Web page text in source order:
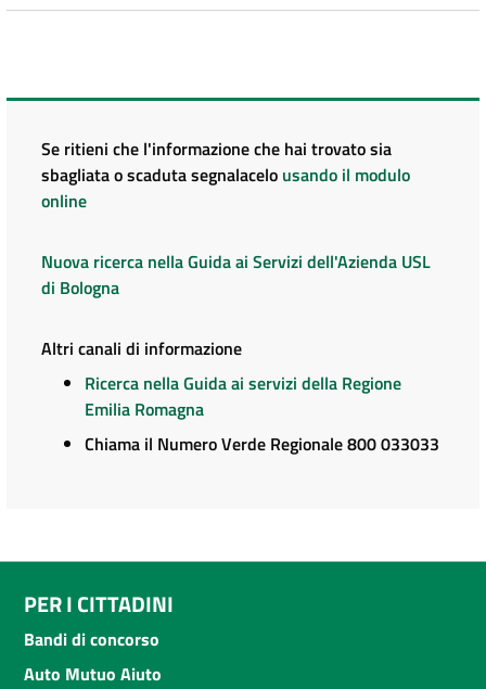
Se ritieni che l'informazione che hai trovato sia
sbagliata o scaduta segnalacelo usando il modulo
online
Nuova ricerca nella Guida ai Servizi dell'Azienda USL
di Bologna
Altri canali di informazione
Ricerca nella Guida ai servizi della Regione
Emilia Romagna
Chiama il Numero Verde Regionale 800 033033
PER I CITTADINI
Bandi di concorso
Auto Mutuo Aiuto